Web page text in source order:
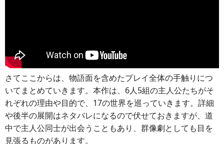
さてここからは、物語面を含めたプレイ全体の手触りにつ
いてまとめていきます。本作は、6人5組の主人公たちがそ
れぞれの理由や目的で、17の世界を巡っていきます。詳細
や後半の展開はネタバレになるので伏せておきますが、道
中で主人公同士が出会うこともあり、群像劇としても目を
見張るものがあります。